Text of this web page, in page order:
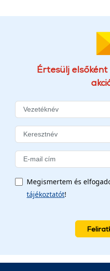
Értesülj
Megismertem és
tájékoztatót!